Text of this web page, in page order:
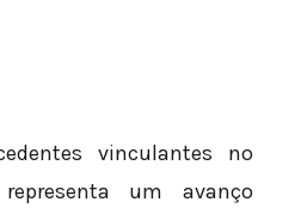
vinculantes no
um avanço